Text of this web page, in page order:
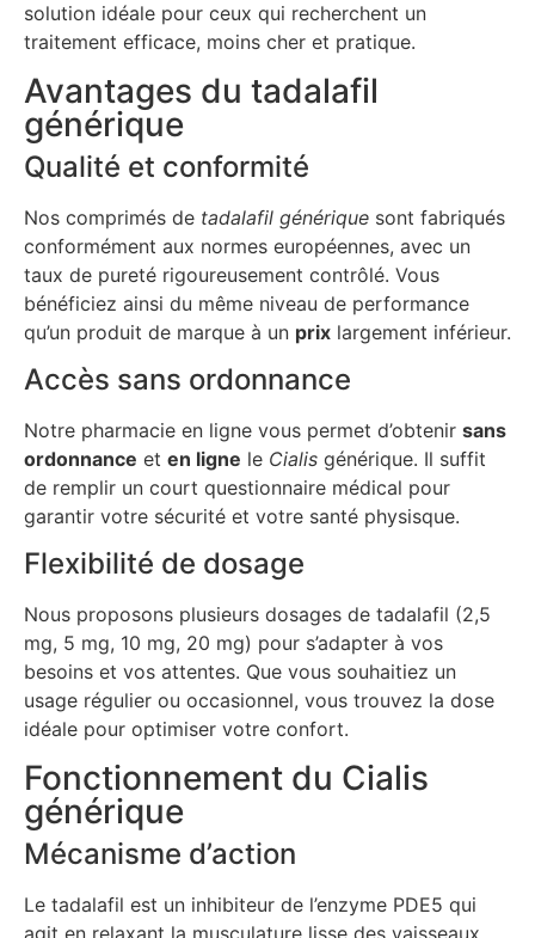
solution idéale pour ceux qui recherchent un
traitement efficace, moins cher et pratique.
Avantages du tadalafil
générique
Qualité et conformité
Nos comprimés de tadalafil générique sont fabriqués
conformément aux normes européennes, avec un
taux de pureté rigoureusement contrôlé. Vous
bénéficiez ainsi du même niveau de performance
qu’un produit de marque à un prix largement inférieur.
Accès sans ordonnance
Notre pharmacie en ligne vous permet d’obtenir sans
ordonnance et en ligne le Cialis générique. Il suffit
de remplir un court questionnaire médical pour
garantir votre sécurité et votre santé physisque.
Flexibilité de dosage
Nous proposons plusieurs dosages de tadalafil (2,5
mg, 5 mg, 10 mg, 20 mg) pour s’adapter à vos
besoins et vos attentes. Que vous souhaitiez un
usage régulier ou occasionnel, vous trouvez la dose
idéale pour optimiser votre confort.
Fonctionnement du Cialis
générique
Mécanisme d’action
Le tadalafil est un inhibiteur de l’enzyme PDE5 qui
agit en relaxant la musculature lisse des vaisseaux